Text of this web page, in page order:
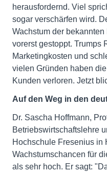
herausfordernd. Viel
sogar verschärfen wird.
Wachstum der
vorerst gestoppt. Trumps
Marketingkosten und
vielen Gründen haben
Kunden verloren. Jetzt
Auf den Weg in den
Dr. Sascha Hoffmann,
Betriebswirtschaftslehre
Hochschule Fresenius in
Wachstumschancen für
als sehr hoch. Er sagt: